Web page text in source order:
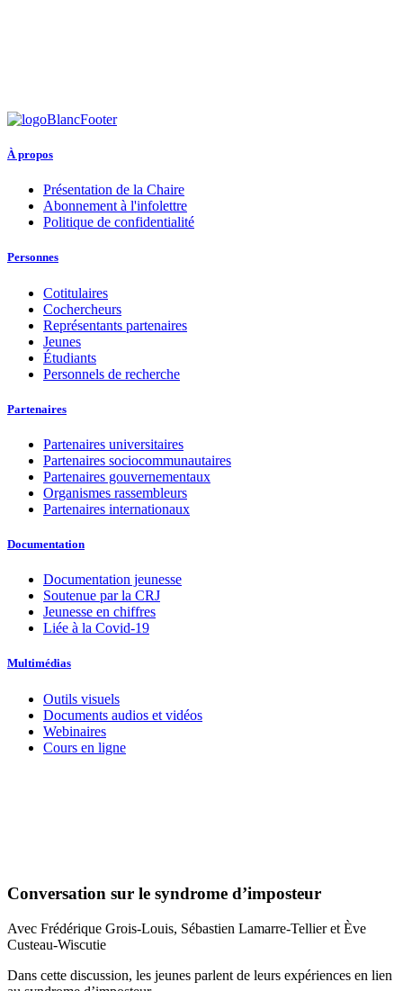
À propos
Présentation de la Chaire
Abonnement à l'infolettre
Politique de confidentialité
Personnes
Cotitulaires
Cochercheurs
Représentants partenaires
Jeunes
Étudiants
Personnels de recherche
Partenaires
Partenaires universitaires
Partenaires sociocommunautaires
Partenaires gouvernementaux
Organismes rassembleurs
Partenaires internationaux
Documentation
Documentation jeunesse
Soutenue par la CRJ
Jeunesse en chiffres
Liée à la Covid-19
Multimédias
Outils visuels
Documents audios et vidéos
Webinaires
Cours en ligne
Conversation sur le syndrome d’imposteur
Avec Frédérique Grois-Louis, Sébastien Lamarre-Tellier et Ève
Custeau-Wiscutie
Dans cette discussion, les jeunes parlent de leurs expériences en lien